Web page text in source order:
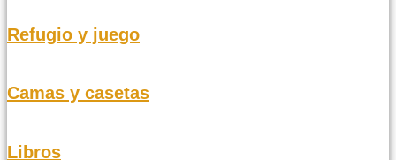
Refugio y juego
Camas y casetas
Libros